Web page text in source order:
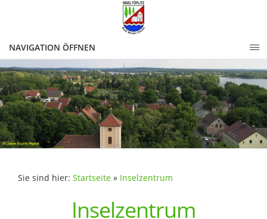
NAVIGATION ÖFFNEN
Sie sind hier: Startseite » Inselzentrum
Inselzentrum